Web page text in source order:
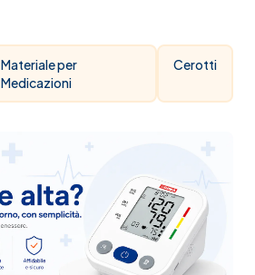
Materiale per
Medicazioni
Cerotti